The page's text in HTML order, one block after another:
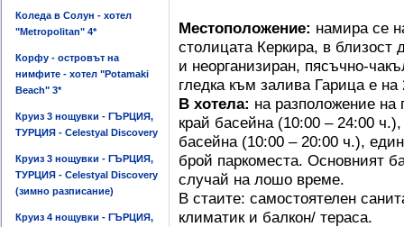
Коледа в Солун - хотел
"Metropolitan" 4*
Корфу - островът на
нимфите - хотел "Potamaki
Beach" 3*
Круиз 3 нощувки - ГЪРЦИЯ,
ТУРЦИЯ - Celestyal Discovery
Круиз 3 нощувки - ГЪРЦИЯ,
ТУРЦИЯ - Celestyal Discovery
(зимно разписание)
Круиз 4 нощувки - ГЪРЦИЯ,
Местоположение: намира се
столицата Керкира, в
и неорганизиран, пясъчно-
гледка към залива Гарица е
В хотела: на разположение на
край басейна (10:00 – 24:00
басейна (10:00 – 20:00 ч.),
брой паркоместа. Основният
случай на лошо време.
В стаите: самостоятелен
климатик и балкон/ тераса.